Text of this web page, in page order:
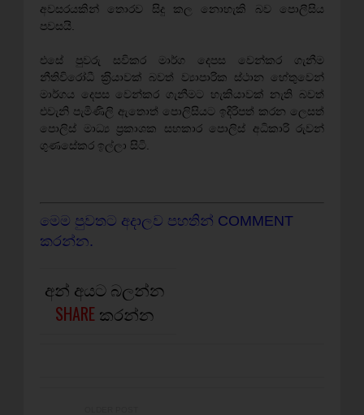
අවසරයකින් තොරව සිදු කල නොහැකි බව පොලීසිය
පවසයි.
එසේ පුවරු සවිකර මාර්ග දෙපස වෙන්කර ගැනීම
නීතිවිරෝධී ක‍්‍රියාවක් බවත් ව්‍යාපාරික ස්ථාන හේතුවෙන්
මාර්ගය දෙපස වෙන්කර ගැනීමට හැකියාවක් නැති බවත්
එවැනි පැමිණිලි ඇතොත් පොලිසියට ඉදිරිපත් කරන ලෙසත්
පොලිස් මාධ්‍ය ප‍්‍රකාශක සහකාර පොලිස් අධිකාරි රුවන්
ගුණසේකර ඉල්ලා සිටි.
මෙම පුවතට අදාලව පහතින් COMMENT
කරන්න.
අන් අයට බලන්න
SHARE කරන්න